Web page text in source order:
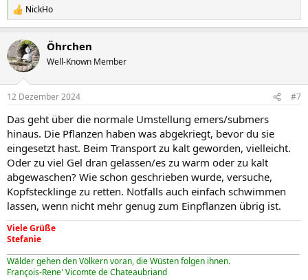
R
e
k
t
i
e
:
NickHo
Öhrchen
Well-Known Member
12 Dezember 2024 #7
Das geht über die normale Umstellung emers/submers
hinaus. Die Pflanzen haben was abgekriegt, bevor du sie
eingesetzt hast. Beim Transport zu kalt geworden, vielleicht.
Oder zu viel Gel dran gelassen/es zu warm oder zu kalt
abgewaschen? Wie schon geschrieben wurde, versuche,
Kopfstecklinge zu retten. Notfalls auch einfach schwimmen
lassen, wenn nicht mehr genug zum Einpflanzen übrig ist.
Viele Grüße
Stefanie
Wälder gehen den Völkern voran, die Wüsten folgen ihnen.
François-Rene' Vicomte de Chateaubriand